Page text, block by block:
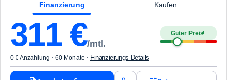
Finanzierung Kaufen
311€/mtl.
Guter Preis4
0 € Anzahlung · 60 Monate · Finanzierungs-Details